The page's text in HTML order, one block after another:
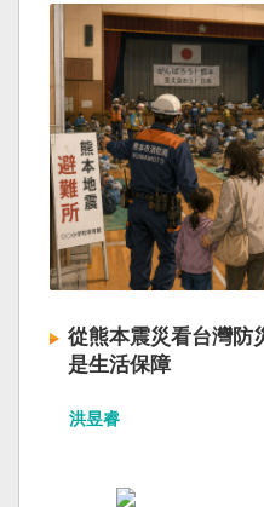
從熊本震災看台灣防
是生活保障
洪昱睿